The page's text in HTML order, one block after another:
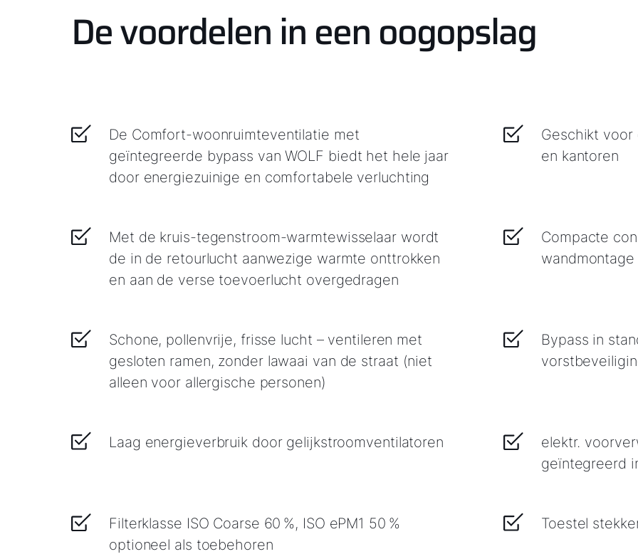
De voordelen in een oogopslag
De Comfort-woonruimteventilatie met
geïntegreerde bypass van WOLF biedt het hele jaar
door energiezuinige en comfortabele verluchting
Geschikt voor
en kantoren
Met de kruis-tegenstroom-warmtewisselaar wordt
de in de retourlucht aanwezige warmte onttrokken
en aan de verse toevoerlucht overgedragen
Compacte
wandmontage
Schone, pollenvrije, frisse lucht – ventileren met
gesloten ramen, zonder lawaai van de straat (niet
alleen voor allergische personen)
Bypass in
Laag energieverbruik door gelijkstroomventilatoren
elektr.
geïntegreerd
Filterklasse ISO Coarse 60 %, ISO ePM1 50 %
optioneel als toebehoren
Toestel